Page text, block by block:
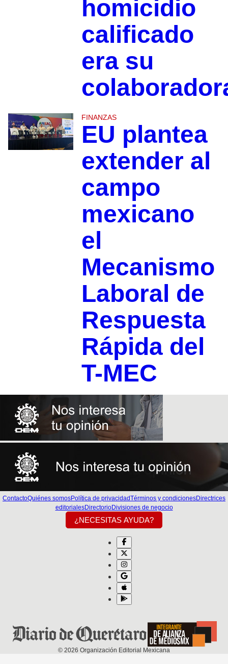
homicidio
calificado
era su
FINANZAS
EU plantea
extender al
campo
mexicano
el
Mecanismo
Laboral de
Respuesta
Rápida del
T-MEC
ContactoQuiénes somosPolítica de privacidadTérminos y condicionesDirectrices
editorialesDirectorioDivisiones de negocio
¿NECESITAS AYUDA?
© 2026 Organización Editorial Mexicana